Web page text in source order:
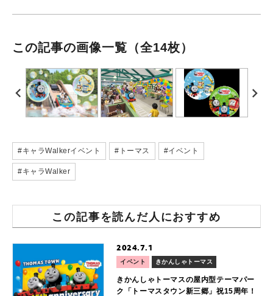
この記事の画像一覧 （全14枚）
#キャラWalkerイベント #トーマス #イベント
#キャラWalker
この記事を読んだ人におすすめ
2024.7.1
イベント きかんしゃトーマス
きかんしゃトーマスの屋内型テーマパー
ク「トーマスタウン新三郷」祝15周年！